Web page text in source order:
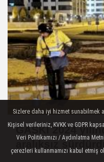
GASKİ 2024
aralıksız sürdürdü
Sizlere daha iyi hizmet sunabilmek
Kişisel verileriniz, KVKK ve GDPR
Veri Politikamızı / Aydınlatma
çerezleri kullanmamızı kabul etmiş